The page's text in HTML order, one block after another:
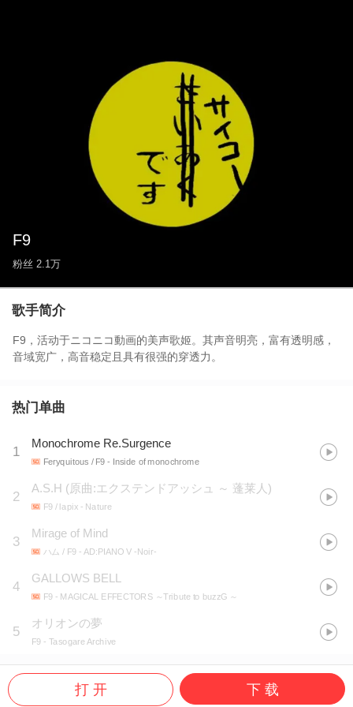
F9
粉丝 2.1万
歌手简介
F9，活动于ニコニコ動画的美声歌姬。其声音明亮，富有透明感，
音域宽广，高音稳定且具有很强的穿透力。
热门单曲
1
Monochrome Re.Surgence
Feryquitous / F9 - Inside of monochrome
2
A.S.H (原曲:エクステンドアッシュ ～ 蓬莱人 )
F9 / lapix - Nature
3
Mirage of Mind
ハム / F9 - AD:PIANO V -Noir-
4
GALLOWS BELL
F9 - MAGICAL EFFECTORS ～Tribute to buzzG ～
5
オリオンの夢
F9 - Tasogare Archive
打 开 下 载